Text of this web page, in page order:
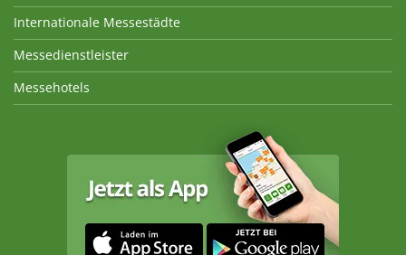
Internationale Messestädte
Messedienstleister
Messehotels